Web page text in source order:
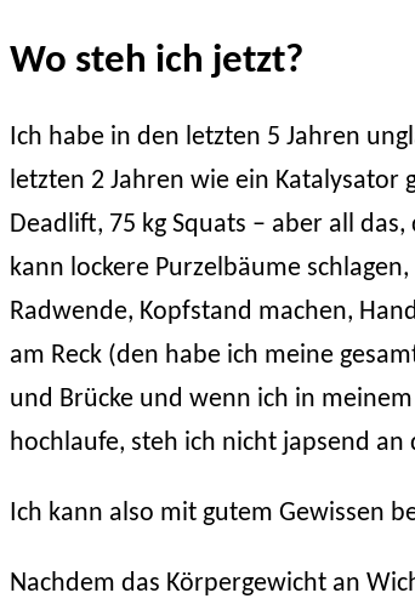
Wo steh ich jetzt?
Ich habe in den letzten 5 Jahren
letzten 2 Jahren wie ein Katalysator
Deadlift, 75 kg Squats – aber all
kann lockere Purzelbäume
Radwende, Kopfstand machen,
am Reck (den habe ich meine
und Brücke und wenn ich in
hochlaufe, steh ich nicht japsend an
Ich kann also mit gutem Gewissen
Nachdem das Körpergewicht an